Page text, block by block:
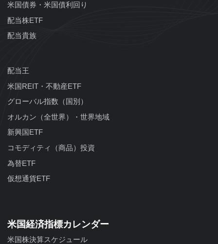
米国債券・米国債利回り
配当株ETF
配当貴族
配当王
米国REIT・不動産ETF
グローバル指数（国別）
オルカン（全世界）・世界地域
新興国ETF
コモディティ（商品）投資
為替ETF
仮想通貨ETF
米国経済指標カレンダー
米国株決算スケジュール